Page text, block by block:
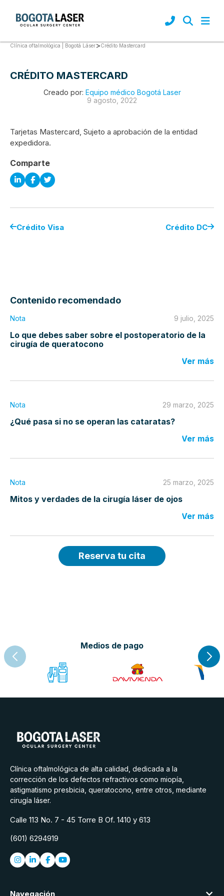
Clínica oftalmológica | Bogotá Láser>Crédito Mastercard
CRÉDITO MASTERCARD
Creado por: Equipo médico Bogotá Laser
9 agosto, 2022
Tarjetas Mastercard, Sujeto a aprobación de la entidad
expedidora.
Comparte
Crédito Visa Crédito DC
Contenido recomendado
Nota 9 julio, 2025
Lo que debes saber sobre el postoperatorio de la
cirugía de queratocono
Ver más
Nota 29 marzo, 2025
¿Qué pasa si no se operan las cataratas?
Ver más
Nota 25 marzo, 2025
Mitos y verdades de la cirugía láser de ojos
Ver más
Reserva tu cita
Medios de pago
Clínica oftalmológica de alta calidad, dedicada a la
corrección de los defectos refractivos como miopía,
astigmatismo presbicia, queratocono, entre otros, mediante
cirugía láser.
Calle 113 No. 7 - 45 Torre B Of. 1410 y 613
(601) 6294919
Navegación